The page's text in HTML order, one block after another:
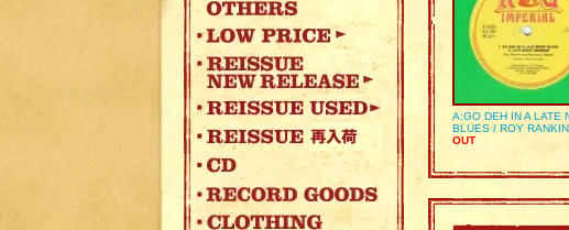
A:GO DEH IN A LATE
BLUES / ROY RANKIN
OUT